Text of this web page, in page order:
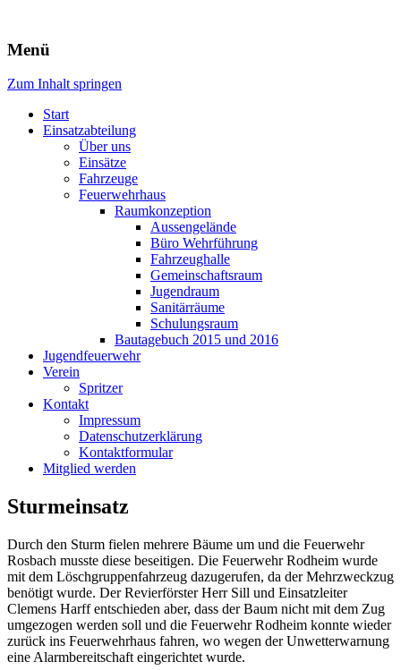
Freiwillige Feuerwehr Rodheim
v.d.H.
Menü
Zum Inhalt springen
Start
Einsatzabteilung
Über uns
Einsätze
Fahrzeuge
Feuerwehrhaus
Raumkonzeption
Aussengelände
Büro Wehrführung
Fahrzeughalle
Gemeinschaftsraum
Jugendraum
Sanitärräume
Schulungsraum
Bautagebuch 2015 und 2016
Jugendfeuerwehr
Verein
Spritzer
Kontakt
Impressum
Datenschutzerklärung
Kontaktformular
Mitglied werden
Sturmeinsatz
Durch den Sturm fielen mehrere Bäume um und die Feuerwehr
Rosbach musste diese beseitigen. Die Feuerwehr Rodheim wurde
mit dem Löschgruppenfahrzeug dazugerufen, da der Mehrzweckzug
benötigt wurde. Der Revierförster Herr Sill und Einsatzleiter
Clemens Harff entschieden aber, dass der Baum nicht mit dem Zug
umgezogen werden soll und die Feuerwehr Rodheim konnte wieder
zurück ins Feuerwehrhaus fahren, wo wegen der Unwetterwarnung
eine Alarmbereitschaft eingerichtet wurde.